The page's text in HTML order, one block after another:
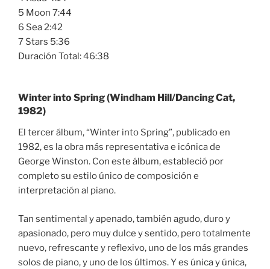
5 Moon 7:44
6 Sea 2:42
7 Stars 5:36
Duración Total: 46:38
Winter into Spring (Windham Hill/Dancing Cat,
1982)
El tercer álbum, “Winter into Spring”, publicado en
1982, es la obra más representativa e icónica de
George Winston. Con este álbum, estableció por
completo su estilo único de composición e
interpretación al piano.
Tan sentimental y apenado, también agudo, duro y
apasionado, pero muy dulce y sentido, pero totalmente
nuevo, refrescante y reflexivo, uno de los más grandes
solos de piano, y uno de los últimos. Y es única y única,